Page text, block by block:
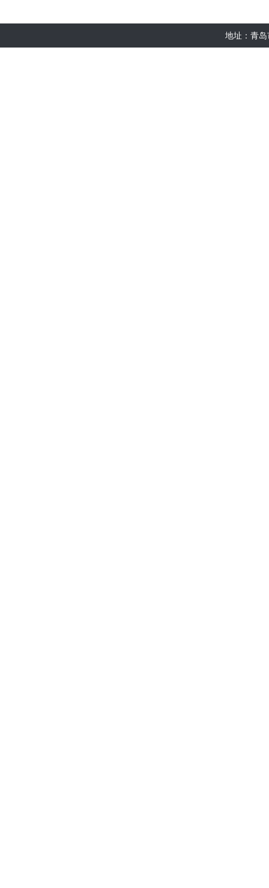
地址：青